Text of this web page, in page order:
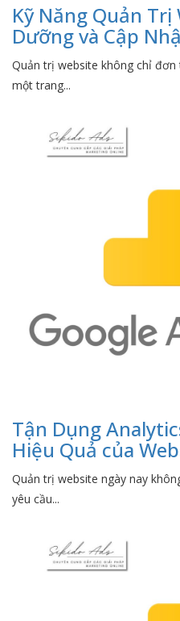
Kỹ Năng Quản Trị
Dưỡng và Cập
Quản trị website không chỉ
một trang...
Tận Dụng
Hiệu Quả của
Quản trị website ngày nay
yêu cầu...